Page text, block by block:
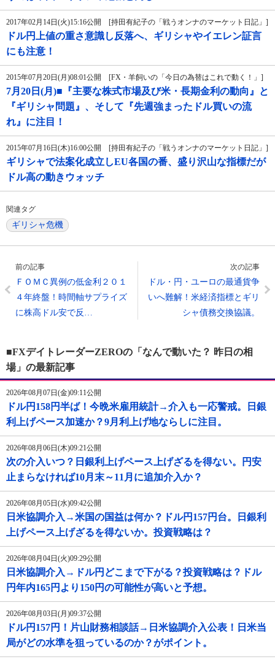
2017年02月14日(火)15:16公開 [持田有紀子の「戦うオンナのマーケット日記」]
ドル円上値の重さ意識し反落へ、ギリシャやイエレン証言
にも注意！
2015年07月20日(月)08:01公開 [FX・羊飼いの「今日の為替はこれで動く！」]
7月20日(月)■『主要な株式市場及び米・長期金利の動向』と
『ギリシャ問題』、そして『先週強まったドル買いの流
れ』に注目！
2015年07月16日(木)16:00公開 [持田有紀子の「戦うオンナのマーケット日記」]
ギリシャで法案化成立しEU各国の番、盛り沢山な指標だが
ドル高の動きウォッチ
関連タグ
ギリシャ危機
前の記事
ＦＯＭＣ異例の低金利２０１
４年終盤！時間軸サプライズ
に株高ドル安で反…
次の記事
ドル・円・ユーロの最通貨争
いへ難解！米経済指標とギリ
シャ債務交換協議。
■FXデイトレーダーZEROの「なんで動いた？ 昨日の相
場」の最新記事
2026年08月07日(金)09:11公開
ドル円158円半ば！今晩米雇用統計→介入も一応警戒。日銀
利上げペース加速か？9月利上げ地ならしに注目。
2026年08月06日(木)09:21公開
次の介入いつ？日銀利上げペース上げざるを得ない。円安
止まらなければ10月末～11月に追加介入か？
2026年08月05日(水)09:42公開
日米協調介入→米国の国益は何か？ドル円157円台。日銀利
上げペース上げざるを得ないか。投資戦略は？
2026年08月04日(火)09:29公開
日米協調介入→ドル円どこまで下がる？投資戦略は？ドル
円年内165円より150円の可能性が高いと予想。
2026年08月03日(月)09:37公開
ドル円157円！片山財務相談話→日米協調介入公表！日米当
局がどの水準を狙っているのか？がポイント。